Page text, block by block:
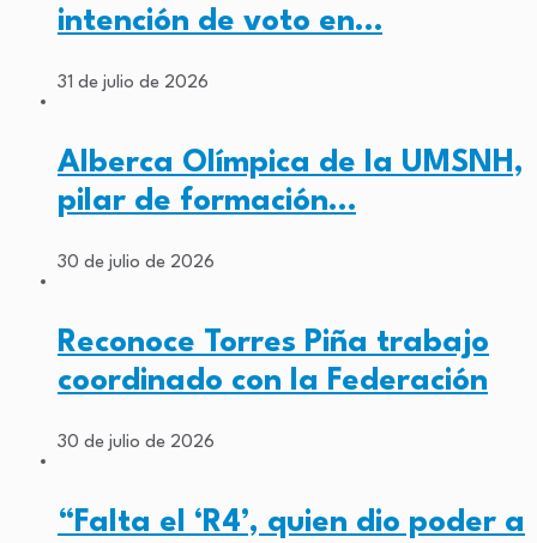
intención de voto en…
31 de julio de 2026
Alberca Olímpica de la UMSNH,
pilar de formación…
30 de julio de 2026
Reconoce Torres Piña trabajo
coordinado con la Federación
30 de julio de 2026
“Falta el ‘R4’, quien dio poder a